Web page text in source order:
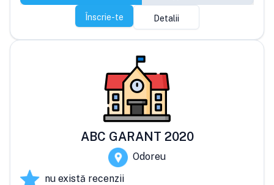
Înscrie-te Detalii
ABC GARANT 2020
Odoreu
nu există recenzii